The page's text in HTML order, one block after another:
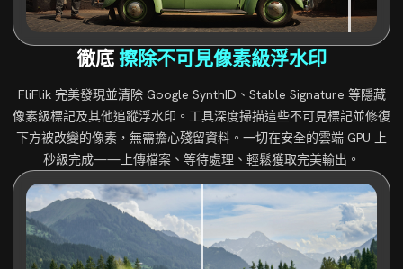
徹底擦除不可見像素級浮水印
FliFlik 完美發現並清除 Google SynthID、Stable Signature 等隱藏
像素級標記及其他追蹤浮水印。工具深度掃描這些不可見標記並修復
下方被改變的像素，無需擔心殘留資料。一切在安全的雲端 GPU 上
秒級完成——上傳檔案、等待處理、輕鬆獲取完美輸出。